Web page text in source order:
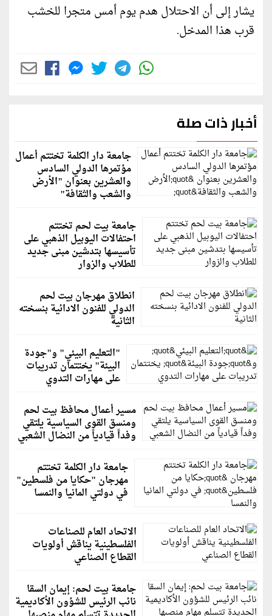
يشار إلى أن الاحتلال هدم يوم أمس متجرا للخشب
قرب هذا المدخل.
أخبار ذات صلة
جامعة دار الكلمة تختتم أعمال
مؤتمرها الدولي السادس
والعشرين بعنوان "الأرض
والشعب والثقافة"
جامعة بيت لحم تختتم
احتفالات اليوبيل الذهبي على
تأسيسها بتدشين مبنى جديد
للطلاب والزوار
انطلاق مهرجان بيت لحم
الدولي للفنون الادائية بنسخته
الثانية
"التعليم البيئي" و"جودة
البيئة" يختتمان تدريبات
على مهارات التدوي
مسير أعمال محافظ بيت لحم
ومنسق القوى السياسية يلتقي
وفداً قيادياً من النضال الشعبي
جامعة دار الكلمة تختتم
مهرجان "حكايا من فلسطين"
في دولتي المانيا والنمسا
الاتحاد العام للصناعات
الفلسطينية يناقش أولويات
القطاع الصناعي
جامعة بيت لحم: إيمان السقا
نائب الرئيس للشؤون الأكاديمية